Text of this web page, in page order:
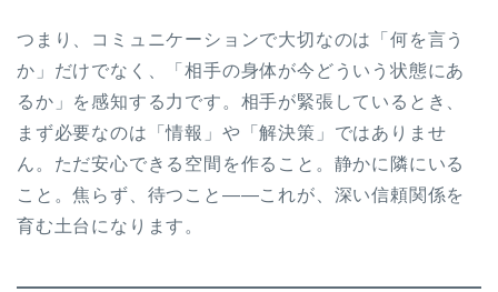
つまり、コミュニケーションで大切なのは「何を言う
か」だけでなく、「相手の身体が今どういう状態にあ
るか」を感知する力です。相手が緊張しているとき、
まず必要なのは「情報」や「解決策」ではありませ
ん。ただ安心できる空間を作ること。静かに隣にいる
こと。焦らず、待つこと——これが、深い信頼関係を
育む土台になります。